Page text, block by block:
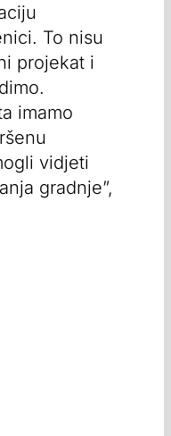
To nisu
projekat i
imamo
vidjeti
gradnje”,